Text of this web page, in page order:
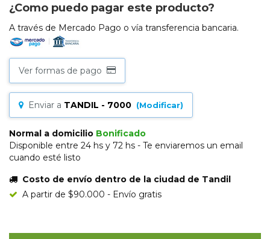
¿Como puedo pagar este producto?
A través de Mercado Pago o vía transferencia bancaria.
Ver formas de pago
Enviar a TANDIL - 7000 (Modificar)
Normal a domicilio Bonificado
Disponible entre 24 hs y 72 hs - Te enviaremos un email
cuando esté listo
Costo de envío dentro de la ciudad de Tandil
A partir de $90.000 - Envío gratis